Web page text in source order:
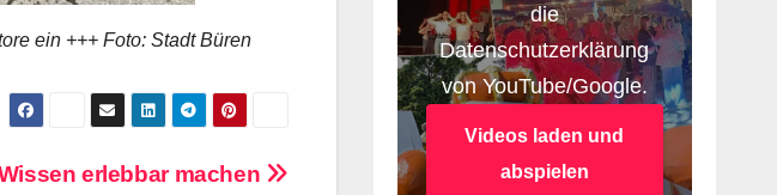
ein +++ Foto: Stadt Büren
erlebbar machen
die
Datenschutzerklärung
von YouTube/Google.
Videos laden und
abspielen